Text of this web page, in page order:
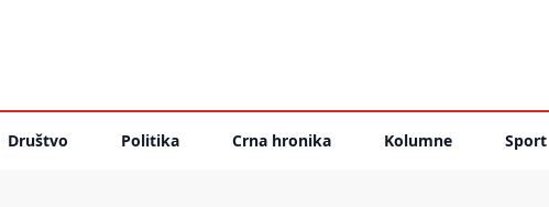
Društvo Politika Crna hronika Kolumne Sport